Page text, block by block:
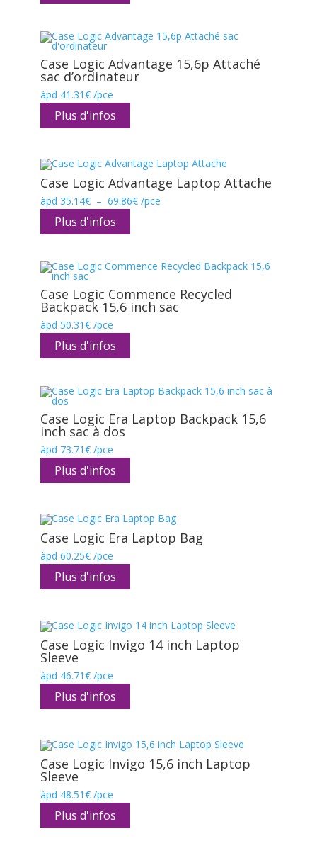
Case Logic Advantage 15,6p Attaché
sac d’ordinateur
àpd 41.31€/pce
Plus d'infos
Case Logic Advantage Laptop Attache
àpd 35.14€ – 69.86€Plage
de
/pce
Plus d'infos
Case Logic Commence Recycled
Backpack 15,6 inch sac
àpd 50.31€/pce
Plus d'infos
Case Logic Era Laptop Backpack 15,6
inch sac à dos
àpd 73.71€/pce
Plus d'infos
Case Logic Era Laptop Bag
àpd 60.25€/pce
Plus d'infos
Case Logic Invigo 14 inch Laptop
Sleeve
àpd 46.71€/pce
Plus d'infos
Case Logic Invigo 15,6 inch Laptop
Sleeve
àpd 48.51€/pce
Plus d'infos